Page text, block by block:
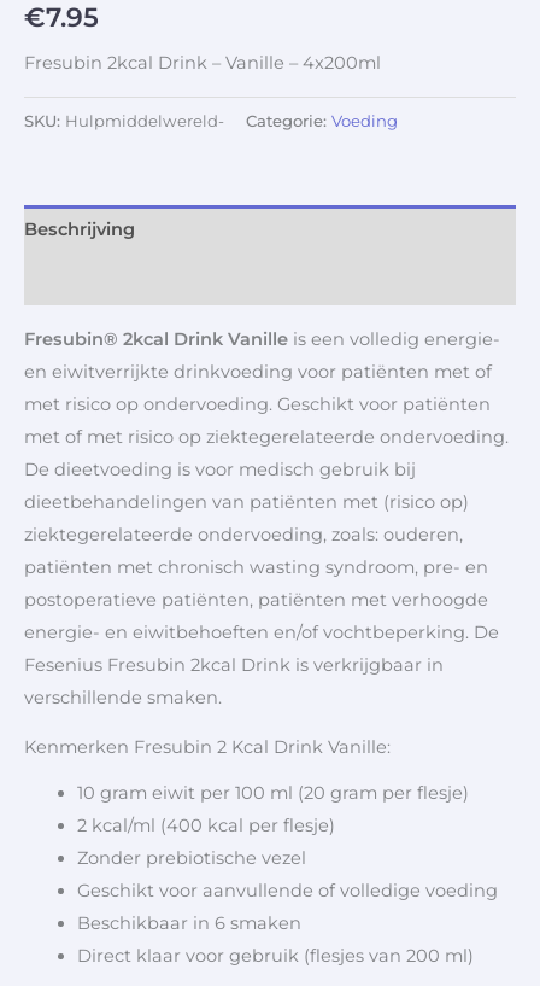
€7.95
Fresubin 2kcal Drink – Vanille – 4x200ml
SKU: Hulpmiddelwereld- Categorie: Voeding
Beschrijving
Fresubin® 2kcal Drink Vanille is een volledig energie-
en eiwitverrijkte drinkvoeding voor patiënten met of
met risico op ondervoeding. Geschikt voor patiënten
met of met risico op ziektegerelateerde ondervoeding.
De dieetvoeding is voor medisch gebruik bij
dieetbehandelingen van patiënten met (risico op)
ziektegerelateerde ondervoeding, zoals: ouderen,
patiënten met chronisch wasting syndroom, pre- en
postoperatieve patiënten, patiënten met verhoogde
energie- en eiwitbehoeften en/of vochtbeperking. De
Fesenius Fresubin 2kcal Drink is verkrijgbaar in
verschillende smaken.
Kenmerken Fresubin 2 Kcal Drink Vanille:
10 gram eiwit per 100 ml (20 gram per flesje)
2 kcal/ml (400 kcal per flesje)
Zonder prebiotische vezel
Geschikt voor aanvullende of volledige voeding
Beschikbaar in 6 smaken
Direct klaar voor gebruik (flesjes van 200 ml)